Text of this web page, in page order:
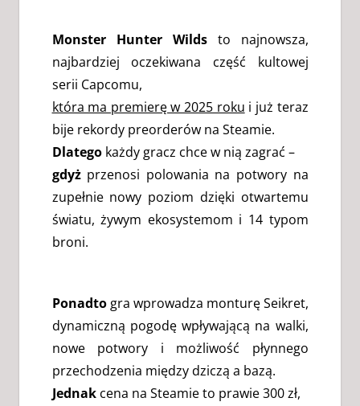
Monster Hunter Wildsto najnowsza,
najbardziej oczekiwana część kultowej
serii Capcomu,
która ma premierę w 2025 roku i już teraz
bije rekordy preorderów na Steamie.
Dlategokażdy gracz chce w nią zagrać –
gdyżprzenosi polowania na potwory na
zupełnie nowy poziom dzięki otwartemu
światu, żywym ekosystemom i 14 typom
broni.
Ponadtogra wprowadza monturę Seikret,
dynamiczną pogodę wpływającą na walki,
nowe potwory i możliwość płynnego
przechodzenia między dziczą a bazą.
Jednakcena na Steamie to prawie 300 zł,